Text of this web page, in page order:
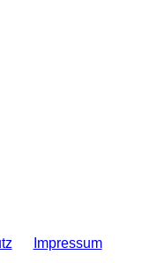
Impressum